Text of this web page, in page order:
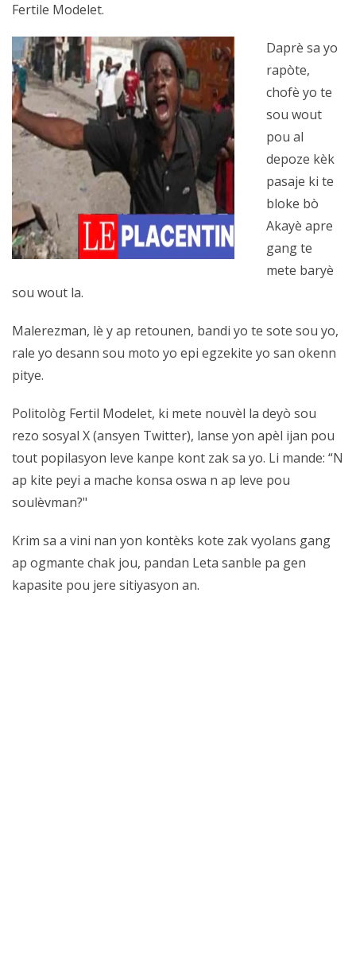
Fertile Modelet.
Daprè sa yo
rapòte,
chofè yo te
sou wout
pou al
depoze kèk
pasaje ki te
bloke bò
Akayè apre
gang te
mete baryè
sou wout la.
Malerezman, lè y ap retounen, bandi yo te sote sou yo,
rale yo desann sou moto yo epi egzekite yo san okenn
pitye.
Politològ Fertil Modelet, ki mete nouvèl la deyò sou
rezo sosyal X (ansyen Twitter), lanse yon apèl ijan pou
tout popilasyon leve kanpe kont zak sa yo. Li mande: “N
ap kite peyi a mache konsa oswa n ap leve pou
soulèvman?"
Krim sa a vini nan yon kontèks kote zak vyolans gang
ap ogmante chak jou, pandan Leta sanble pa gen
kapasite pou jere sitiyasyon an.